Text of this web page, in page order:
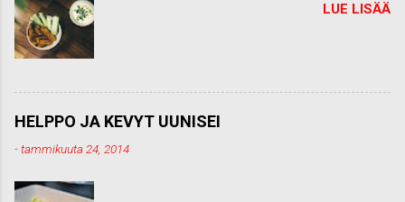
LUE LISÄÄ
HELPPO JA KEVYT UUNISEI
-tammikuuta 24, 2014